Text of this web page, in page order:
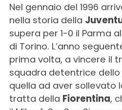
Nel gennaio del 1996
nella storia della
supera per 1-0 il Parma
di Torino. L’anno
prima volta, a vincere il
squadra detentrice
quella ad aver sollevato
tratta della Fiorentina,